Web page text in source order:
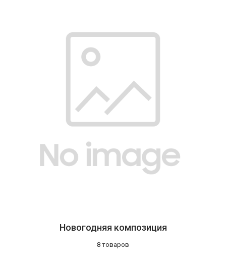
Новогодняя композиция
8 товаров